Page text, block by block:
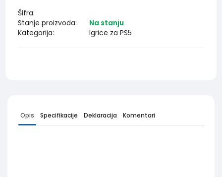
Šifra:
Stanje proizvoda:
Na stanju
Kategorija:
Igrice za PS5
Opis Specifikacije Deklaracija Komentari